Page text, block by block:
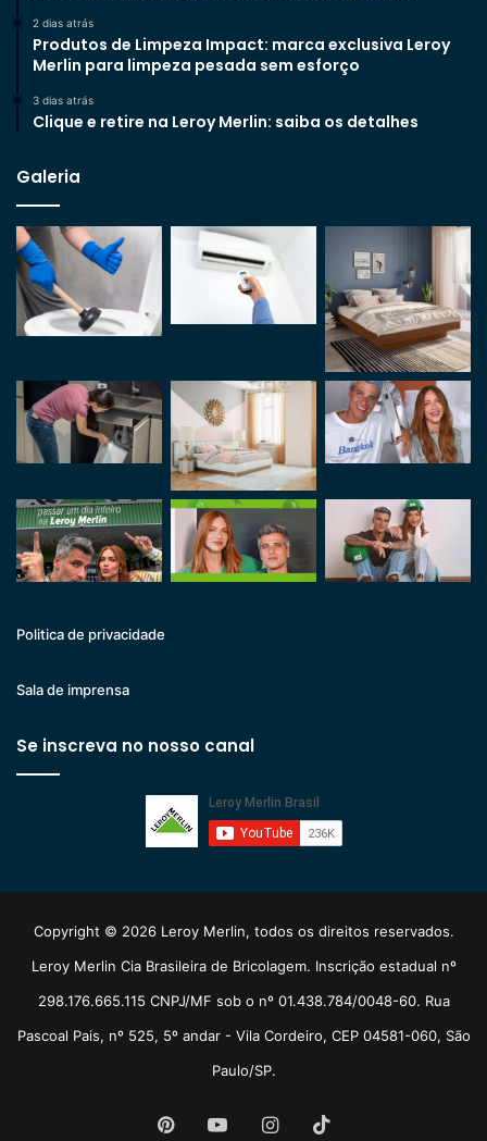
2 dias atrás
Produtos de Limpeza Impact: marca exclusiva Leroy
Merlin para limpeza pesada sem esforço
3 dias atrás
Clique e retire na Leroy Merlin: saiba os detalhes
Galeria
Politica de privacidade
Sala de imprensa
Se inscreva no nosso canal
Copyright © 2026 Leroy Merlin, todos os direitos reservados.
Leroy Merlin Cia Brasileira de Bricolagem. Inscrição estadual nº
298.176.665.115 CNPJ/MF sob o nº 01.438.784/0048-60. Rua
Pascoal Pais, nº 525, 5º andar - Vila Cordeiro, CEP 04581-060, São
Paulo/SP.
PinterestYouTubeInstagram